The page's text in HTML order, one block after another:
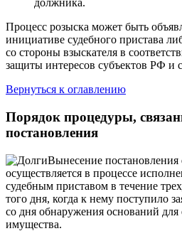
должника.
Процесс розыска может быть
инициативе судебного пристава
со стороны взыскателя в
защиты интересов субъектов РФ и
Вернуться к оглавлению
Порядок процедуры,
постановления
Вынесение постановления
осуществляется в процессе
судебным приставом в течение
того дня, когда к нему поступило
со дня обнаружения оснований для
имущества.